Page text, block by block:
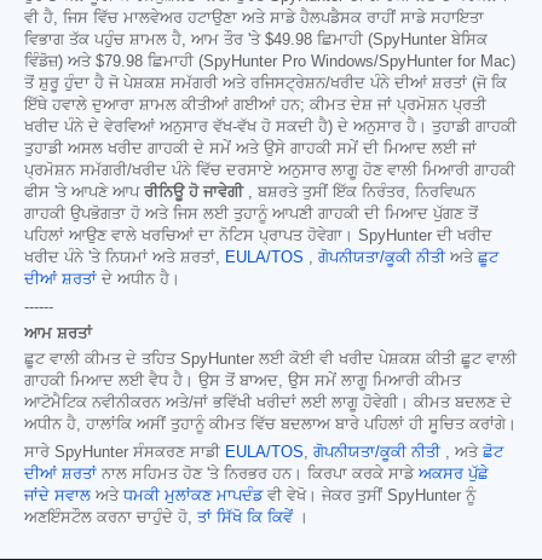
ਵੀ ਹੈ, ਜਿਸ ਵਿੱਚ ਮਾਲਵੇਅਰ ਹਟਾਉਣਾ ਅਤੇ ਸਾਡੇ ਹੈਲਪਡੈਸਕ ਰਾਹੀਂ ਸਾਡੇ ਸਹਾਇਤਾ
ਵਿਭਾਗ ਤੱਕ ਪਹੁੰਚ ਸ਼ਾਮਲ ਹੈ, ਆਮ ਤੌਰ 'ਤੇ $49.98 ਛਿਮਾਹੀ (SpyHunter ਬੇਸਿਕ
ਵਿੰਡੋਜ਼) ਅਤੇ $79.98 ਛਿਮਾਹੀ (SpyHunter Pro Windows/SpyHunter for Mac)
ਤੋਂ ਸ਼ੁਰੂ ਹੁੰਦਾ ਹੈ ਜੋ ਪੇਸ਼ਕਸ਼ ਸਮੱਗਰੀ ਅਤੇ ਰਜਿਸਟ੍ਰੇਸ਼ਨ/ਖਰੀਦ ਪੰਨੇ ਦੀਆਂ ਸ਼ਰਤਾਂ (ਜੋ ਕਿ
ਇੱਥੇ ਹਵਾਲੇ ਦੁਆਰਾ ਸ਼ਾਮਲ ਕੀਤੀਆਂ ਗਈਆਂ ਹਨ; ਕੀਮਤ ਦੇਸ਼ ਜਾਂ ਪ੍ਰਮੋਸ਼ਨ ਪ੍ਰਤੀ
ਖਰੀਦ ਪੰਨੇ ਦੇ ਵੇਰਵਿਆਂ ਅਨੁਸਾਰ ਵੱਖ-ਵੱਖ ਹੋ ਸਕਦੀ ਹੈ) ਦੇ ਅਨੁਸਾਰ ਹੈ। ਤੁਹਾਡੀ ਗਾਹਕੀ
ਤੁਹਾਡੀ ਅਸਲ ਖਰੀਦ ਗਾਹਕੀ ਦੇ ਸਮੇਂ ਅਤੇ ਉਸੇ ਗਾਹਕੀ ਸਮੇਂ ਦੀ ਮਿਆਦ ਲਈ ਜਾਂ
ਪ੍ਰਮੋਸ਼ਨ ਸਮੱਗਰੀ/ਖਰੀਦ ਪੰਨੇ ਵਿੱਚ ਦਰਸਾਏ ਅਨੁਸਾਰ ਲਾਗੂ ਹੋਣ ਵਾਲੀ ਮਿਆਰੀ ਗਾਹਕੀ
ਫੀਸ 'ਤੇ ਆਪਣੇ ਆਪ ਰੀਨਿਊ ਹੋ ਜਾਵੇਗੀ, ਬਸ਼ਰਤੇ ਤੁਸੀਂ ਇੱਕ ਨਿਰੰਤਰ, ਨਿਰਵਿਘਨ
ਗਾਹਕੀ ਉਪਭੋਗਤਾ ਹੋ ਅਤੇ ਜਿਸ ਲਈ ਤੁਹਾਨੂੰ ਆਪਣੀ ਗਾਹਕੀ ਦੀ ਮਿਆਦ ਪੁੱਗਣ ਤੋਂ
ਪਹਿਲਾਂ ਆਉਣ ਵਾਲੇ ਖਰਚਿਆਂ ਦਾ ਨੋਟਿਸ ਪ੍ਰਾਪਤ ਹੋਵੇਗਾ। SpyHunter ਦੀ ਖਰੀਦ
ਖਰੀਦ ਪੰਨੇ 'ਤੇ ਨਿਯਮਾਂ ਅਤੇ ਸ਼ਰਤਾਂ, EULA/TOS , ਗੋਪਨੀਯਤਾ/ਕੂਕੀ ਨੀਤੀ ਅਤੇ ਛੂਟ
ਦੀਆਂ ਸ਼ਰਤਾਂ ਦੇ ਅਧੀਨ ਹੈ।
------
ਆਮ ਸ਼ਰਤਾਂ
ਛੂਟ ਵਾਲੀ ਕੀਮਤ ਦੇ ਤਹਿਤ SpyHunter ਲਈ ਕੋਈ ਵੀ ਖਰੀਦ ਪੇਸ਼ਕਸ਼ ਕੀਤੀ ਛੂਟ ਵਾਲੀ
ਗਾਹਕੀ ਮਿਆਦ ਲਈ ਵੈਧ ਹੈ। ਉਸ ਤੋਂ ਬਾਅਦ, ਉਸ ਸਮੇਂ ਲਾਗੂ ਮਿਆਰੀ ਕੀਮਤ
ਆਟੋਮੈਟਿਕ ਨਵੀਨੀਕਰਨ ਅਤੇ/ਜਾਂ ਭਵਿੱਖੀ ਖਰੀਦਾਂ ਲਈ ਲਾਗੂ ਹੋਵੇਗੀ। ਕੀਮਤ ਬਦਲਣ ਦੇ
ਅਧੀਨ ਹੈ, ਹਾਲਾਂਕਿ ਅਸੀਂ ਤੁਹਾਨੂੰ ਕੀਮਤ ਵਿੱਚ ਬਦਲਾਅ ਬਾਰੇ ਪਹਿਲਾਂ ਹੀ ਸੂਚਿਤ ਕਰਾਂਗੇ।
ਸਾਰੇ SpyHunter ਸੰਸਕਰਣ ਸਾਡੀ EULA/TOS, ਗੋਪਨੀਯਤਾ/ਕੂਕੀ ਨੀਤੀ , ਅਤੇ ਛੋਟ
ਦੀਆਂ ਸ਼ਰਤਾਂ ਨਾਲ ਸਹਿਮਤ ਹੋਣ 'ਤੇ ਨਿਰਭਰ ਹਨ। ਕਿਰਪਾ ਕਰਕੇ ਸਾਡੇ ਅਕਸਰ ਪੁੱਛੇ
ਜਾਂਦੇ ਸਵਾਲ ਅਤੇ ਧਮਕੀ ਮੁਲਾਂਕਣ ਮਾਪਦੰਡਵੀ ਵੇਖੋ। ਜੇਕਰ ਤੁਸੀਂ SpyHunter ਨੂੰ
ਅਣਇੰਸਟੌਲ ਕਰਨਾ ਚਾਹੁੰਦੇ ਹੋ, ਤਾਂ ਸਿੱਖੋ ਕਿ ਕਿਵੇਂ।